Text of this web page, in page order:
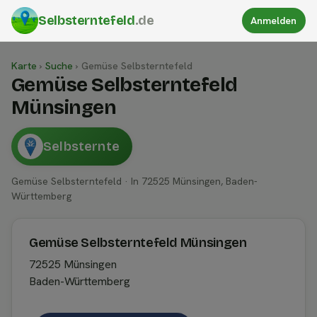
Selbsterntefeld.de Anmelden
Karte › Suche › Gemüse Selbsterntefeld
Gemüse Selbsterntefeld
Münsingen
Selbsternte
Gemüse Selbsterntefeld · In 72525 Münsingen, Baden-
Württemberg
Gemüse Selbsterntefeld Münsingen
72525 Münsingen
Baden-Württemberg